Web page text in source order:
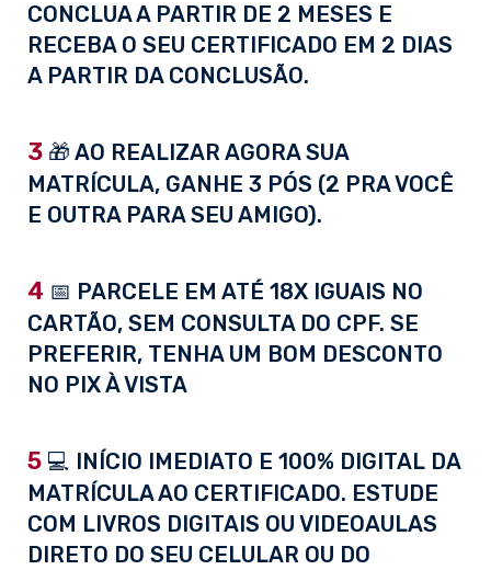
CONCLUA A PARTIR DE 2 MESES E
RECEBA O SEU CERTIFICADO EM 2 DIAS
A PARTIR DA CONCLUSÃO.
3 🎁 AO REALIZAR AGORA SUA
MATRÍCULA, GANHE 3 PÓS (2 PRA VOCÊ
E OUTRA PARA SEU AMIGO).
4 📅 PARCELE EM ATÉ 18X IGUAIS NO
CARTÃO, SEM CONSULTA DO CPF. SE
PREFERIR, TENHA UM BOM DESCONTO
NO PIX À VISTA
5 💻 INÍCIO IMEDIATO E 100% DIGITAL DA
MATRÍCULA AO CERTIFICADO. ESTUDE
COM LIVROS DIGITAIS OU VIDEOAULAS
DIRETO DO SEU CELULAR OU DO